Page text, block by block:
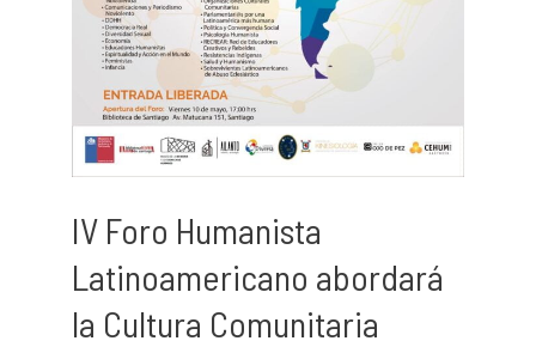
IV Foro Humanista
Latinoamericano abordará
la Cultura Comunitaria